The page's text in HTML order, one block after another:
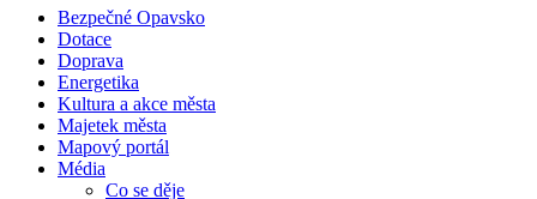
Bezpečné Opavsko
Dotace
Doprava
Energetika
Kultura a akce města
Majetek města
Mapový portál
Média
Co se děje